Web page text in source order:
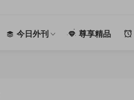
今日外刊 尊享精品